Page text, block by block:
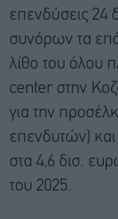
επενδύσεις 24
συνόρων τα
λίθο του όλου
center στην
για την
επενδυτών)
στα 4,6 δισ.
του 2025.